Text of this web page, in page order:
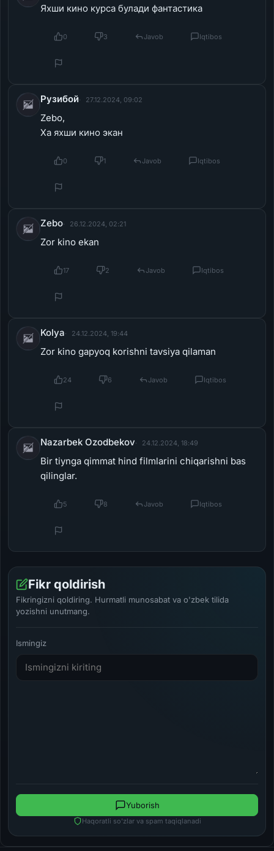
Яхши кино курса булади фантастика
0 3 Javob Iqtibos
Рузибой 27.12.2024, 09:02
Zebo,
Ха яхши кино экан
0 1 Javob Iqtibos
Zebo 26.12.2024, 02:21
Zor kino ekan
17 2 Javob Iqtibos
Kolya 24.12.2024, 19:44
Zor kino gapyoq korishni tavsiya qilaman
24 6 Javob Iqtibos
Nazarbek Ozodbekov 24.12.2024, 18:49
Bir tiynga qimmat hind filmlarini chiqarishni bas
qilinglar.
5 8 Javob Iqtibos
Fikr qoldirish
Fikringizni qoldiring. Hurmatli munosabat va o'zbek tilida
yozishni unutmang.
Ismingiz
Haqoratli so'zlar va spam taqiqlanadi
Yuborish